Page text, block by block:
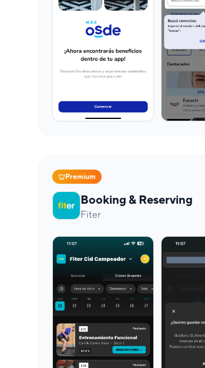
Premium
Booking & Reserving
Fiter